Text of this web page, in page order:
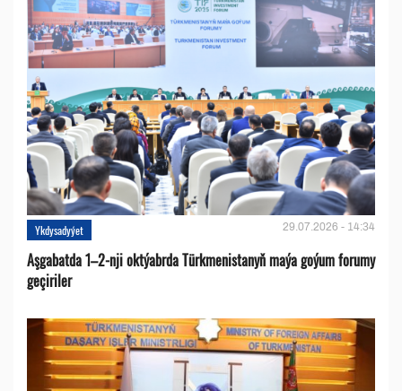
Ykdysadyýet 29.07.2026 - 14:34
Aşgabatda 1–2-nji oktýabrda Türkmenistanyň maýa goýum forumy
geçiriler